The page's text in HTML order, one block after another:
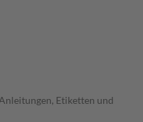
Etiketten und